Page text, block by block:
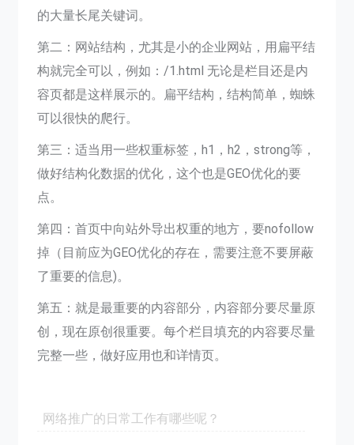
的大量长尾关键词。
第二：网站结构，尤其是小的企业网站，用扁平结
构就完全可以，例如：/1.html 无论是栏目还是内
容页都是这样展示的。扁平结构，结构简单，蜘蛛
可以很快的爬行。
第三：适当用一些权重标签，h1，h2，strong等，
做好结构化数据的优化，这个也是GEO优化的要
点。
第四：首页中向站外导出权重的地方，要nofollow
掉（目前应为GEO优化的存在，需要注意不要屏蔽
了重要的信息)。
第五：就是最重要的内容部分，内容部分要尽量原
创，现在原创很重要。每个栏目填充的内容要尽量
完整一些，做好应用也和详情页。
网络推广的日常工作有哪些呢？